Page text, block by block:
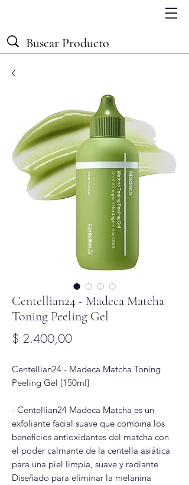
Centellian24 - Madeca Matcha
Toning Peeling Gel
$ 2.400,00Precio
Centellian24 - Madeca Matcha Toning
Peeling Gel [150ml]
- Centellian24 Madeca Matcha es un
exfoliante facial suave que combina los
beneficios antioxidantes del matcha con
el poder calmante de la centella asiática
para una piel limpia, suave y radiante
Diseñado para eliminar la melanina